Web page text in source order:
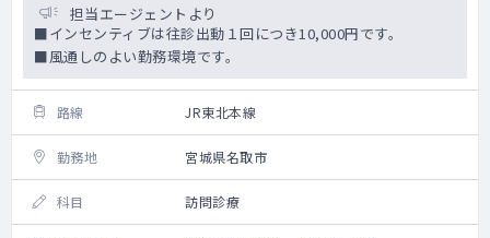
担当エージェントより
■インセンティブは往診出動１回につき10,000円です。
■風通しのよい勤務環境です。
路線 JR東北本線
勤務地 宮城県名取市
科目 訪問診療